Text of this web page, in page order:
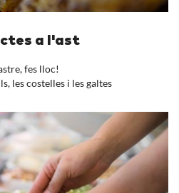
a l'ast
fes lloc!
les costelles i les galtes